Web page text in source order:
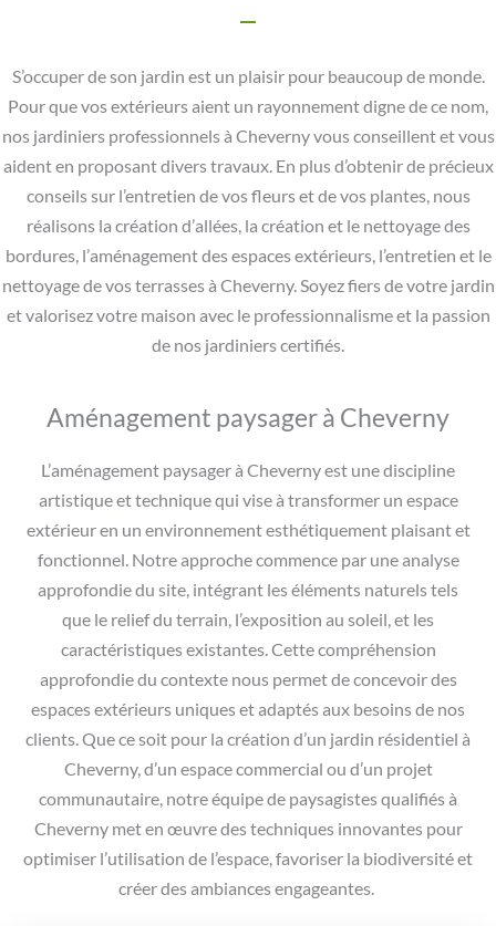
S’occuper de son jardin est un plaisir pour beaucoup de monde.
Pour que vos extérieurs aient un rayonnement digne de ce nom,
nos jardiniers professionnels à Cheverny vous conseillent et vous
aident en proposant divers travaux. En plus d’obtenir de précieux
conseils sur l’entretien de vos fleurs et de vos plantes, nous
réalisons la création d’allées, la création et le nettoyage des
bordures, l’aménagement des espaces extérieurs, l’entretien et le
nettoyage de vos terrasses à Cheverny. Soyez fiers de votre jardin
et valorisez votre maison avec le professionnalisme et la passion
de nos jardiniers certifiés.
Aménagement paysager à Cheverny
L’aménagement paysager à Cheverny est une discipline
artistique et technique qui vise à transformer un espace
extérieur en un environnement esthétiquement plaisant et
fonctionnel. Notre approche commence par une analyse
approfondie du site, intégrant les éléments naturels tels
que le relief du terrain, l’exposition au soleil, et les
caractéristiques existantes. Cette compréhension
approfondie du contexte nous permet de concevoir des
espaces extérieurs uniques et adaptés aux besoins de nos
clients. Que ce soit pour la création d’un jardin résidentiel à
Cheverny, d’un espace commercial ou d’un projet
communautaire, notre équipe de paysagistes qualifiés à
Cheverny met en œuvre des techniques innovantes pour
optimiser l’utilisation de l’espace, favoriser la biodiversité et
créer des ambiances engageantes.